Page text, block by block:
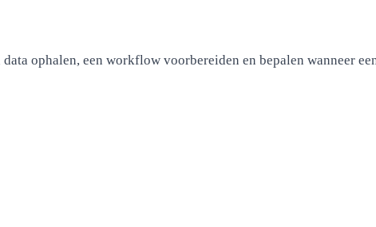
ophalen, een workflow voorbereiden en bepalen wanneer